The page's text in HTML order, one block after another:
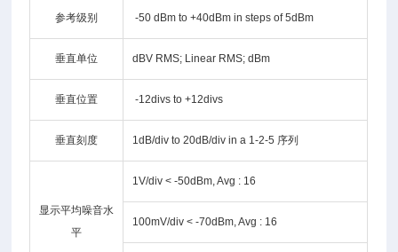
参考级别 -50 dBm to +40dBm in steps of 5dBm
垂直单位 dBV RMS; Linear RMS; dBm
垂直位置 -12divs to +12divs
垂直刻度 1dB/div to 20dB/div in a 1-2-5 序列
显示平均噪音水
平
1V/div < -50dBm, Avg : 16
100mV/div < -70dBm, Avg : 16